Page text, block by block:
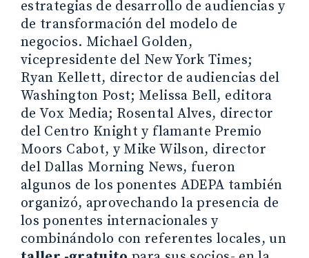
estrategias de desarrollo de audiencias y
de transformación del modelo de
negocios. Michael Golden,
vicepresidente del New York Times;
Ryan Kellett, director de audiencias del
Washington Post; Melissa Bell, editora
de Vox Media; Rosental Alves, director
del Centro Knight y flamante Premio
Moors Cabot, y Mike Wilson, director
del Dallas Morning News, fueron
algunos de los ponentes ADEPA también
organizó, aprovechando la presencia de
los ponentes internacionales y
combinándolo con referentes locales, un